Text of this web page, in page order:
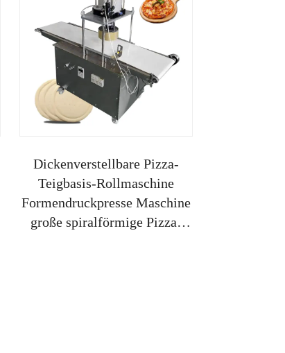
Dickenverstellbare Pizza-
Teigbasis-Rollmaschine
Formendruckpresse Maschine
große spiralförmige Pizza-